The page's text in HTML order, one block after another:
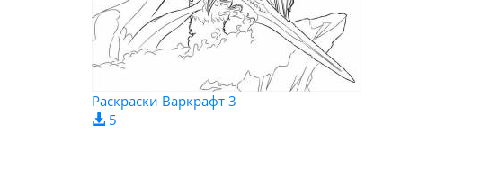
Раскраски Варкрафт 3
5